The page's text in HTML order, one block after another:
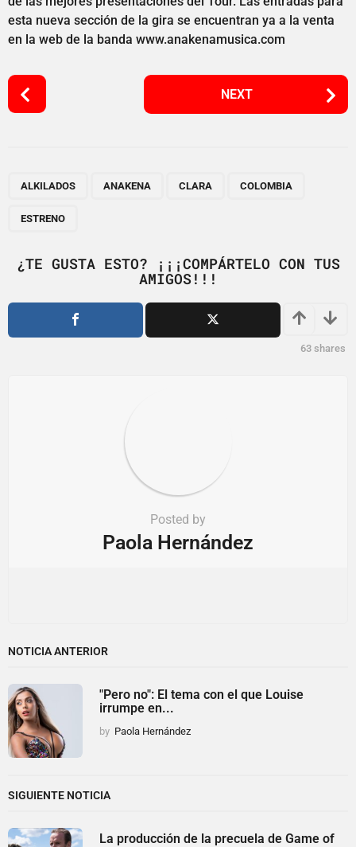
esta nueva sección de la gira se encuentran ya a la venta
en la web de la banda www.anakenamusica.com
P
o
i
o
NEXT
ALKILADOS ANAKENA CLARA COLOMBIA
ESTRENO
¿TE GUSTA ESTO? ¡¡¡COMPÁRTELO CON TUS
AMIGOS!!!
63 shares
Posted by
Paola Hernández
NOTICIA ANTERIOR
"Pero no": El tema con el que Louise
irrumpe en...
by Paola Hernández
SIGUIENTE NOTICIA
La producción de la precuela de Game of